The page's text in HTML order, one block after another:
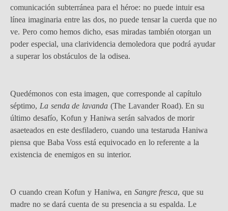
comunicación subterránea para el héroe: no puede intuir esa
línea imaginaria entre las dos, no puede tensar la cuerda que no
ve. Pero como hemos dicho, esas miradas también otorgan un
poder especial, una clarividencia demoledora que podrá ayudar
a superar los obstáculos de la odisea.
Quedémonos con esta imagen, que corresponde al capítulo
séptimo, La senda de lavanda (The Lavander Road). En su
último desafío, Kofun y Haniwa serán salvados de morir
asaeteados en este desfiladero, cuando una testaruda Haniwa
piensa que Baba Voss está equivocado en lo referente a la
existencia de enemigos en su interior.
O cuando crean Kofun y Haniwa, en Sangre fresca, que su
madre no se dará cuenta de su presencia a su espalda. Le